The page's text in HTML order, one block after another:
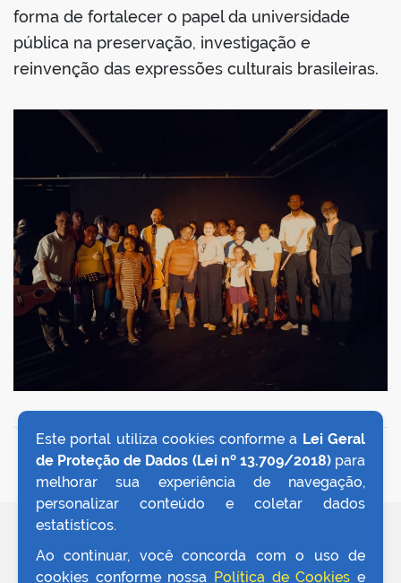
forma de fortalecer o papel da universidade
pública na preservação, investigação e
reinvenção das expressões culturais brasileiras.
VOLTAR AO TOPO
Este portal utiliza cookies conforme a Lei Geral
de Proteção de Dados (Lei nº 13.709/2018)para
melhorar sua experiência de navegação,
personalizar conteúdo e coletar dados
estatísticos.
Ao continuar, você concorda com o uso de
cookies conforme nossa Política de Cookies e